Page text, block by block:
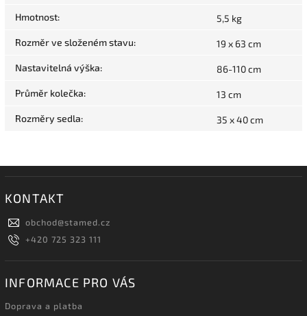
Hmotnost: 5,5 kg
Rozměr ve složeném stavu: 19 x 63 cm
Nastavitelná výška: 86-110 cm
Průměr kolečka: 13 cm
Rozměry sedla: 35 x 40 cm
KONTAKT
obchod@stamed.cz
+420 725 323 111
INFORMACE PRO VÁS
Doprava a platba